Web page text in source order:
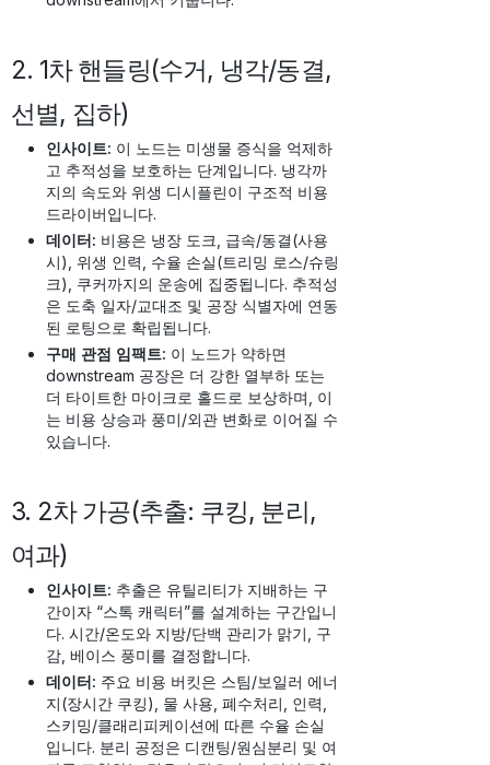
2. 1차 핸들링(수거, 냉각/동결,
선별, 집하)
인사이트: 이 노드는 미생물 증식을 억제하
고 추적성을 보호하는 단계입니다. 냉각까
지의 속도와 위생 디시플린이 구조적 비용
드라이버입니다.
데이터: 비용은 냉장 도크, 급속/동결(사용
시), 위생 인력, 수율 손실(트리밍 로스/슈링
크), 쿠커까지의 운송에 집중됩니다. 추적성
은 도축 일자/교대조 및 공장 식별자에 연동
된 로팅으로 확립됩니다.
구매 관점 임팩트: 이 노드가 약하면
downstream 공장은 더 강한 열부하 또는
더 타이트한 마이크로 홀드로 보상하며, 이
는 비용 상승과 풍미/외관 변화로 이어질 수
있습니다.
3. 2차 가공(추출: 쿠킹, 분리,
여과)
인사이트: 추출은 유틸리티가 지배하는 구
간이자 “스톡 캐릭터”를 설계하는 구간입니
다. 시간/온도와 지방/단백 관리가 맑기, 구
감, 베이스 풍미를 결정합니다.
데이터: 주요 비용 버킷은 스팀/보일러 에너
지(장시간 쿠킹), 물 사용, 폐수처리, 인력,
스키밍/클래리피케이션에 따른 수율 손실
입니다. 분리 공정은 디캔팅/원심분리 및 여